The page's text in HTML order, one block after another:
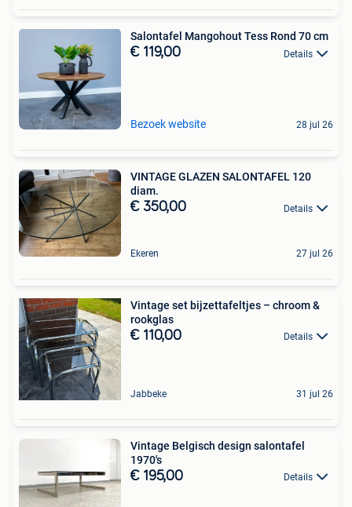
Salontafel Mangohout Tess Rond 70 cm
€ 119,00 Details
Bezoek website 28 jul 26
VINTAGE GLAZEN SALONTAFEL 120
diam.
€ 350,00 Details
Ekeren 27 jul 26
Vintage set bijzettafeltjes – chroom &
rookglas
€ 110,00 Details
Jabbeke 31 jul 26
Vintage Belgisch design salontafel
1970's
€ 195,00 Details